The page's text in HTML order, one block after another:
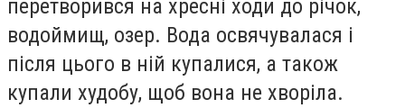
перетворився на хресні ходи до річок,
водоймищ, озер. Вода освячувалася і
після цього в ній купалися, а також
купали худобу, щоб вона не хворіла.